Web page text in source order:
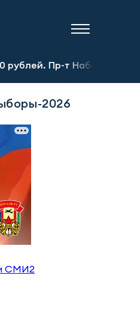
2026
СМИ2